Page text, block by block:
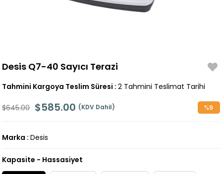
Desis Q7-40 Sayıcı Terazi
Tahmini Kargoya Teslim Süresi : 2 Tahmini Teslimat Tarihi
$645.00 $585.00 (KDV Dahil) %9
Marka : Desis
Kapasite - Hassasiyet